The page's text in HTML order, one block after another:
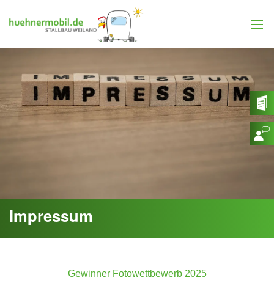
Impressum
Gewinner Fotowettbewerb 2025